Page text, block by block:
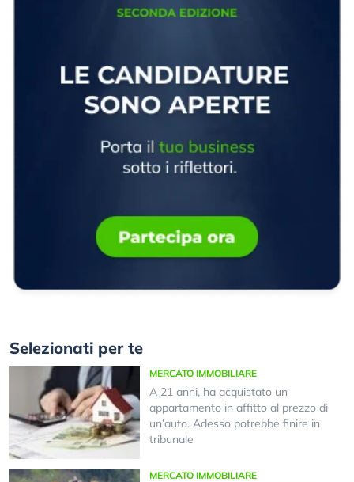
Selezionati per te
MERCATO IMMOBILIARE
A 21 anni, ha acquistato un
appartamento in affitto al prezzo di
un’auto. Adesso potrebbe finire in
tribunale
MERCATO IMMOBILIARE